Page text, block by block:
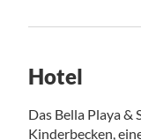
Hotel
Das Bella Playa
Kinderbecken,